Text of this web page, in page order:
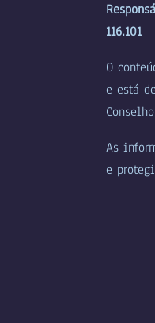
116.101
O
e está
As
e